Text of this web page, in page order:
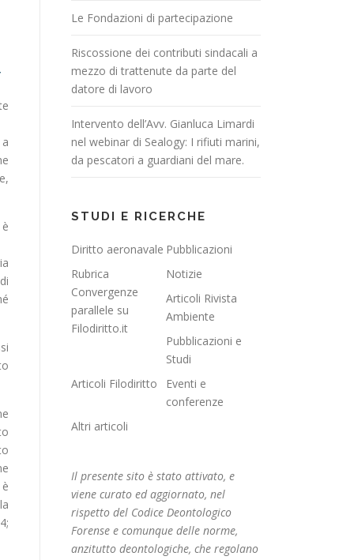
Le Fondazioni di partecipazione
Riscossione dei contributi sindacali a
mezzo di trattenute da parte del
datore di lavoro
Intervento dell’Avv. Gianluca Limardi
nel webinar di Sealogy: I rifiuti marini,
da pescatori a guardiani del mare.
STUDI E RICERCHE
Diritto aeronavale Pubblicazioni
Rubrica
Convergenze
parallele su
Filodiritto.it
Notizie
Articoli Rivista
Ambiente
Pubblicazioni e
Studi
Articoli Filodiritto
Eventi e
conferenze
Altri articoli
Il presente sito è stato attivato, e
viene curato ed aggiornato, nel
rispetto del Codice Deontologico
Forense e comunque delle norme,
anzitutto deontologiche, che regolano